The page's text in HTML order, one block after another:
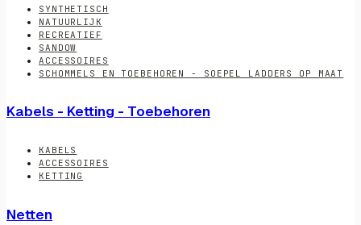
SYNTHETISCH
NATUURLIJK
RECREATIEF
SANDOW
ACCESSOIRES
SCHOMMELS EN TOEBEHOREN - SOEPEL LADDERS OP MAAT
Kabels - Ketting - Toebehoren
KABELS
ACCESSOIRES
KETTING
Netten